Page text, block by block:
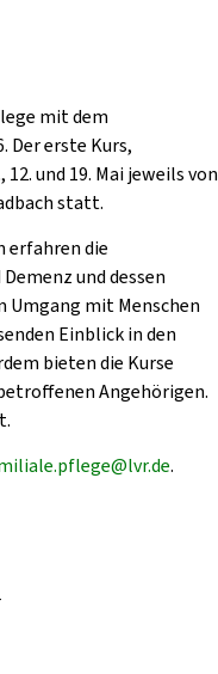
mit dem
Der erste Kurs,
und 19. Mai jeweils von
statt.
erfahren die
und dessen
mit Menschen
Einblick in den
bieten die Kurse
Angehörigen.
.